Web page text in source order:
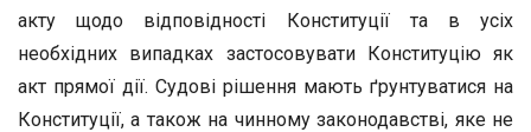
акту щодо відповідності Конституції та в усіх
необхідних випадках застосовувати Конституцію як
акт прямої дії. Судові рішення мають ґрунтуватися на
Конституції, а також на чинному законодавстві, яке не